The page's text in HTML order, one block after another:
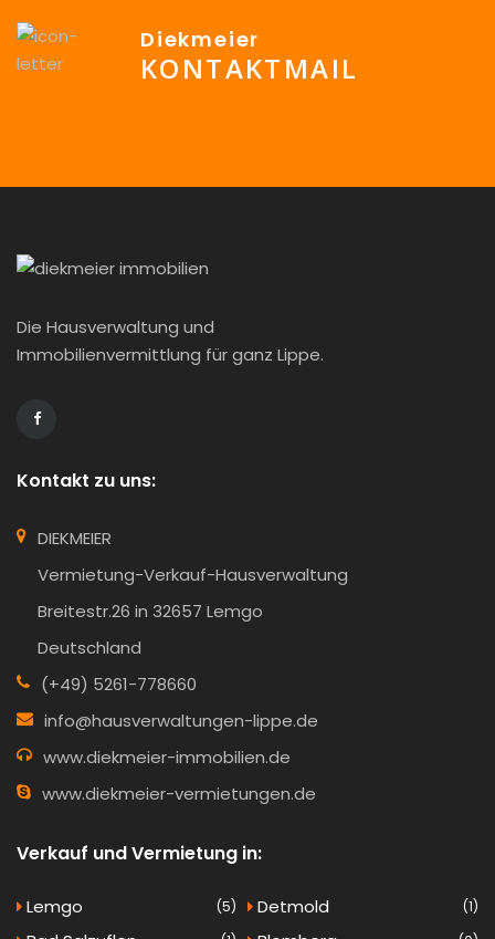
Diekmeier
KONTAKTMAIL
Die Hausverwaltung und
Immobilienvermittlung für ganz Lippe.
Kontakt zu uns:
DIEKMEIER
Vermietung-Verkauf-Hausverwaltung
Breitestr.26 in 32657 Lemgo
Deutschland
(+49) 5261-778660
info@hausverwaltungen-lippe.de
www.diekmeier-immobilien.de
www.diekmeier-vermietungen.de
Verkauf und Vermietung in:
Lemgo (5) Detmold (1)